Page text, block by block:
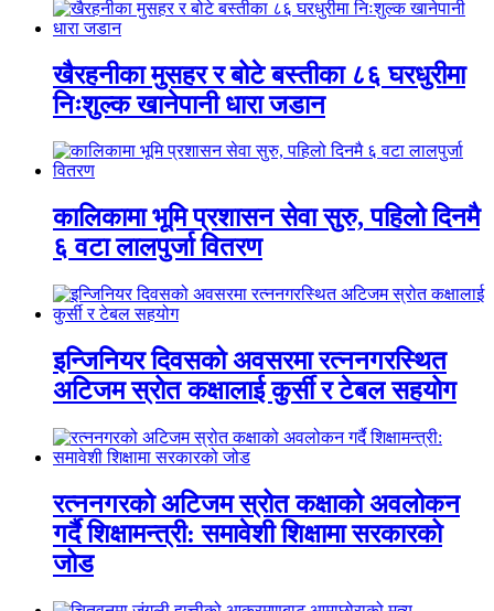
खैरहनीका मुसहर र बोटे बस्तीका ८६ घरधुरीमा
निःशुल्क खानेपानी धारा जडान
कालिकामा भूमि प्रशासन सेवा सुरु, पहिलो दिनमै
६ वटा लालपुर्जा वितरण
इन्जिनियर दिवसको अवसरमा रत्ननगरस्थित
अटिजम स्रोत कक्षालाई कुर्सी र टेबल सहयोग
रत्ननगरको अटिजम स्रोत कक्षाको अवलोकन
गर्दै शिक्षामन्त्री: समावेशी शिक्षामा सरकारको
जोड